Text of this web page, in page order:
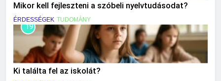
Mikor kell fejleszteni a szóbeli nyelvtudásodat?
ÉRDESSÉGEK TUDOMÁNY
19
Ki találta fel az iskolát?